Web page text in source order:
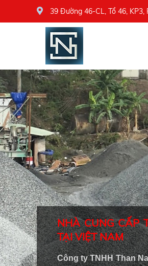
39 Đường 46-CL, Tổ 46, KP3,
NHÀ CUNG CẤP
TẠI VIỆT NAM
Công ty TNHH Than